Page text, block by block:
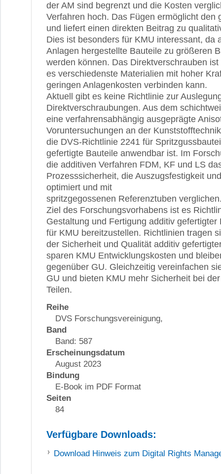
der AM sind begrenzt und die Kosten
Verfahren hoch. Das Fügen ermöglicht den
und liefert einen direkten Beitrag zu
Dies ist besonders für KMU interessant, da
Anlagen hergestellte Bauteile zu größeren
werden können. Das Direktverschrauben
es verschiedenste Materialien mit hoher
geringen Anlagenkosten verbinden kann.
Aktuell gibt es keine Richtlinie zur
Direktverschraubungen. Aus dem
eine verfahrensabhängig ausgeprägte
Voruntersuchungen an der
die DVS-Richtlinie 2241 für
gefertigte Bauteile anwendbar ist. Im
die additiven Verfahren FDM, KF und LS
Prozesssicherheit, die Auszugsfestigkeit
optimiert und mit
spritzgegossenen Referenztuben
Ziel des Forschungsvorhabens ist es
Gestaltung und Fertigung additiv
für KMU bereitzustellen. Richtlinien tragen
der Sicherheit und Qualität additiv
sparen KMU Entwicklungskosten und
gegenüber GU. Gleichzeitig vereinfachen
GU und bieten KMU mehr Sicherheit bei
Teilen.
Reihe
DVS Forschungsvereinigung,
Band
Band: 587
Erscheinungsdatum
August 2023
Bindung
E-Book im PDF Format
Seiten
84
Verfügbare Downloads:
Download Hinweis zum Digital Rights